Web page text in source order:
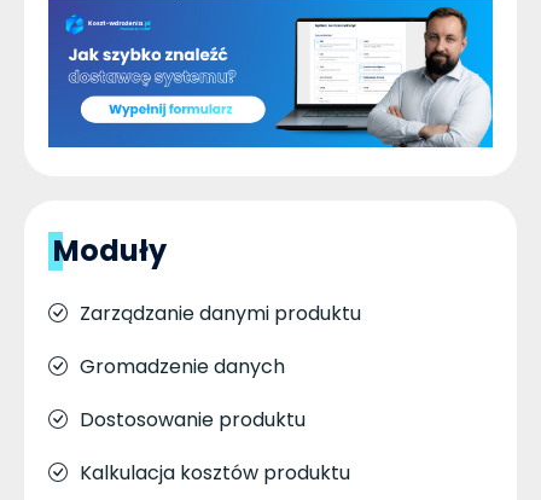
Moduły
Zarządzanie danymi produktu
Gromadzenie danych
Dostosowanie produktu
Kalkulacja kosztów produktu